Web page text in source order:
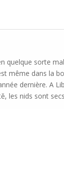
quelque sorte
même dans la
dernière. A
les nids sont